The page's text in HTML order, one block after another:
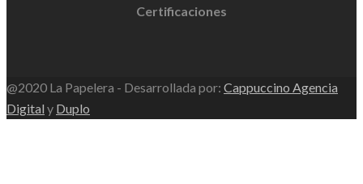
Certificaciones
@2020 La Papelera - Desarrollada por: Cappuccino Agencia
Digital y Duplo